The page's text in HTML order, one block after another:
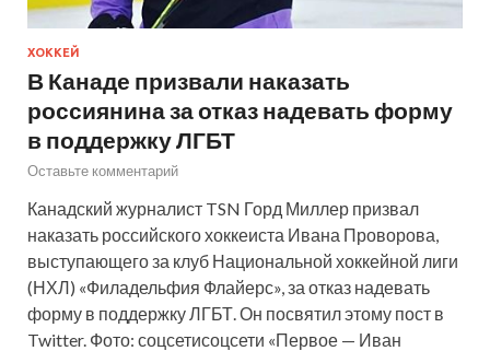
ХОККЕЙ
В Канаде призвали наказать
россиянина за отказ надевать форму
в поддержку ЛГБТ
Оставьте комментарий
Канадский журналист TSN Горд Миллер призвал
наказать российского хоккеиста Ивана Проворова,
выступающего за клуб Национальной хоккейной лиги
(НХЛ) «Филадельфия Флайерс», за отказ надевать
форму в поддержку ЛГБТ. Он посвятил этому пост в
Twitter. Фото: соцсетисоцсети «Первое — Иван